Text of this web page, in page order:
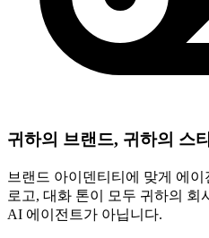
귀하의 브랜드, 귀하의 스
브랜드 아이덴티티에 맞게 에
로고, 대화 톤이 모두 귀하의
AI 에이전트가 아닙니다.